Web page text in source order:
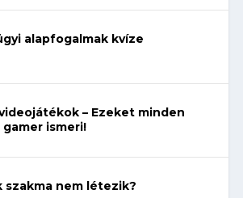
alapfogalmak kvíze
– Ezeket minden
gamer ismeri!
szakma nem létezik?